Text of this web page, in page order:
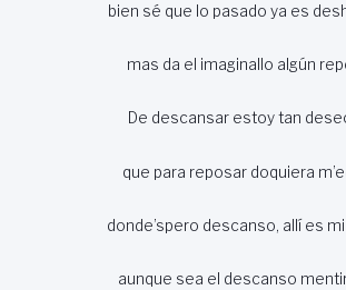
bien sé que lo pasado ya es
mas da el imaginallo algún
De descansar estoy tan
que para reposar doquiera
donde’spero descanso, allí es
aunque sea el descanso